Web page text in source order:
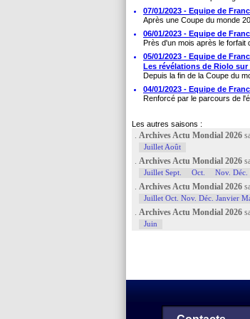
07/01/2023 - Equipe de
Après une Coupe du monde
06/01/2023 - Equipe de
Près d'un mois après le forfait
05/01/2023 - Equipe de
Les révélations de Riolo sur
Depuis la fin de la Coupe du
04/01/2023 - Equipe de
Renforcé par le parcours de
Les autres saisons :
. Archives Actu Mondial 2026
Juillet Août
. Archives Actu Mondial 2026
Juillet Sept. Oct. Nov. Déc.
. Archives Actu Mondial 2026
Juillet Oct. Nov. Déc. Janvier
. Archives Actu Mondial 2026
Juin